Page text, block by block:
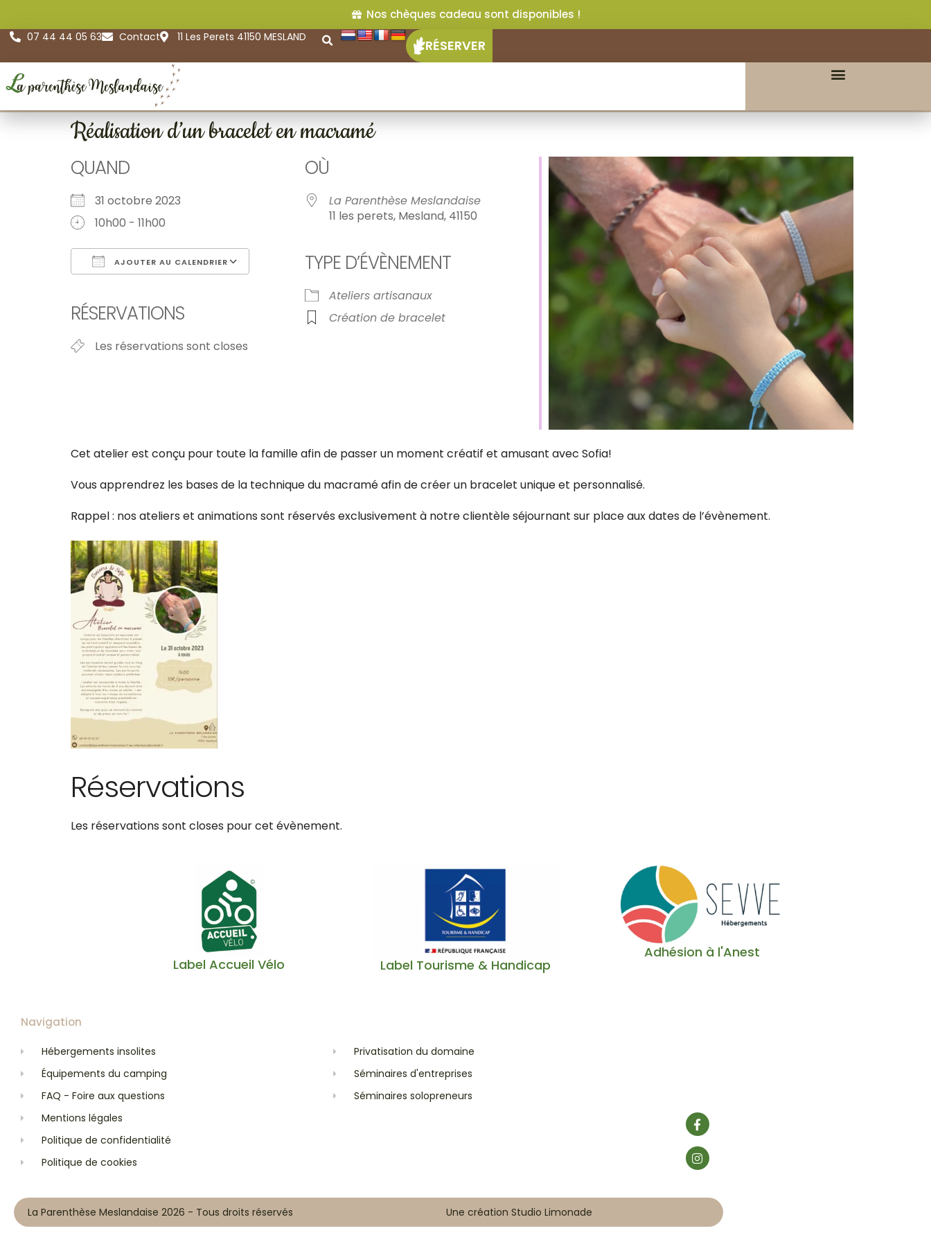
Nos chèques cadeau sont disponibles !
07 44 44 05 63 Contact 11 Les Perets 41150 MESLAND RÉSERVER
Réalisation d’un bracelet en macramé
QUAND
31 octobre 2023
10h00 - 11h00
AJOUTER AU CALENDRIER
Calendrier Google Office 365 Outlook Live
RÉSERVATIONS
Les réservations sont closes
OÙ
La Parenthèse Meslandaise
11 les perets, Mesland, 41150
TYPE D’ÉVÈNEMENT
Ateliers artisanaux
Création de bracelet
Cet atelier est conçu pour toute la famille afin de passer un moment créatif et amusant avec Sofia!
Vous apprendrez les bases de la technique du macramé afin de créer un bracelet unique et personnalisé.
Rappel : nos ateliers et animations sont réservés exclusivement à notre clientèle séjournant sur place aux dates de l’évènement.
Réservations
Les réservations sont closes pour cet évènement.
Label Accueil Vélo Label Tourisme & Handicap
Adhésion à l'Anest
Navigation
Hébergements insolites
Équipements du camping
FAQ - Foire aux questions
Privatisation du domaine
Séminaires d'entreprises
Séminaires solopreneurs
Mentions légales
Politique de confidentialité
Politique de cookies
La Parenthèse Meslandaise 2026 - Tous droits réservés Une création Studio Limonade